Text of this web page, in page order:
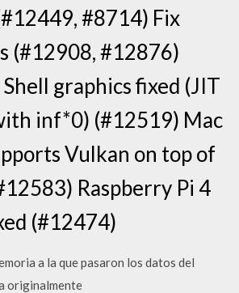
#8714) Fix
(#12908, #12876)
graphics fixed (JIT
inf*0) (#12519) Mac
Vulkan on top of
Raspberry Pi 4
(#12474)
a la que pasaron los datos del
originalmente